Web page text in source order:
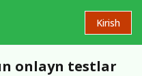
Kirish
onlayn testlar